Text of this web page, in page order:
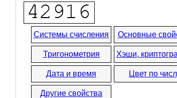
Системы счисления Основные
Тригонометрия Хэши,
Дата и время Цвет по
Другие свойства